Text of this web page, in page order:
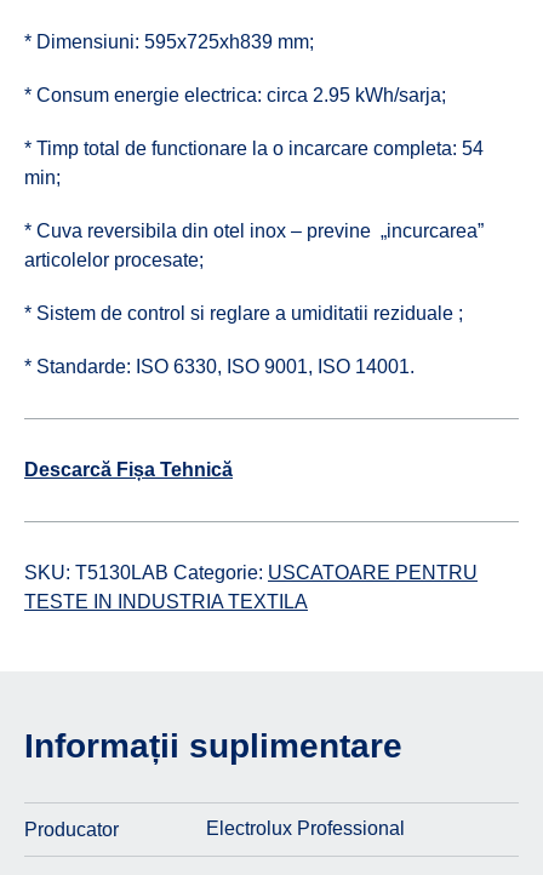
* Dimensiuni: 595x725xh839 mm;
* Consum energie electrica: circa 2.95 kWh/sarja;
* Timp total de functionare la o incarcare completa: 54
min;
* Cuva reversibila din otel inox – previne „incurcarea”
articolelor procesate;
* Sistem de control si reglare a umiditatii reziduale ;
* Standarde: ISO 6330, ISO 9001, ISO 14001.
Descarcă Fișa Tehnică
SKU: T5130LAB Categorie: USCATOARE PENTRU
TESTE IN INDUSTRIA TEXTILA
Informații suplimentare
Producator Electrolux Professional